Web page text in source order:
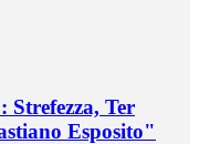
Ter
Esposito"